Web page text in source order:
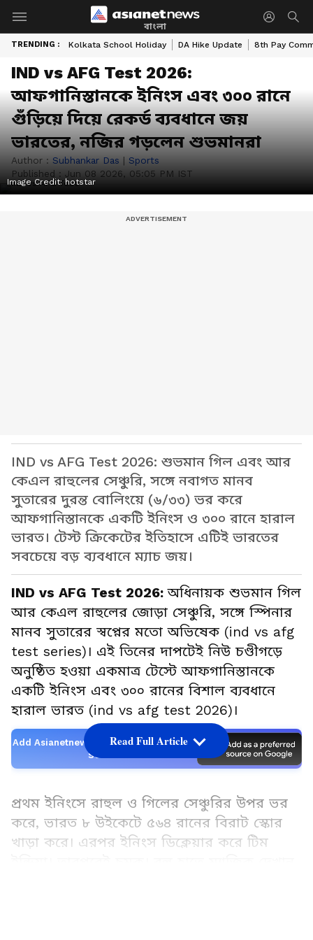
বাংলা
TRENDING : Kolkata School Holiday DA Hike Update 8th Pay
IND vs AFG Test 2026:
আফগানিস্তানকে ইনিংস এবং ৩০০ রানে
গুঁড়িয়ে দিয়ে রেকর্ড ব্যবধানে জয়
ভারতের, নজির গড়লেন শুভমানরা
Author : Subhankar Das | Sports
Published : Jun 08 2026, 05:05 PM IST
Image Credit:hotstar
IND vs AFG Test 2026: শুভমান গিল এবং আর
কেএল রাহুলের সেঞ্চুরি, সঙ্গে নবাগত মানব
সুতারের দুরন্ত বোলিংয়ে (৬/৩৩) ভর করে
আফগানিস্তানকে একটি ইনিংস ও ৩০০ রানে হারাল
ভারত। টেস্ট ক্রিকেটের ইতিহাসে এটিই ভারতের
সবচেয়ে বড় ব্যবধানে ম্যাচ জয়।
IND vs AFG Test 2026:অধিনায়ক শুভমান গিল
আর কেএল রাহুলের জোড়া সেঞ্চুরি, সঙ্গে স্পিনার
মানব সুতারের স্বপ্নের মতো অভিষেক (ind vs afg
test series)। এই তিনের দাপটেই নিউ চণ্ডীগড়ে
অনুষ্ঠিত হওয়া একমাত্র টেস্টে আফগানিস্তানকে
একটি ইনিংস এবং ৩০০ রানের বিশাল ব্যবধানে
হারাল ভারত (ind vs afg test 2026)।
Add Asianetnews Bangla as a Preferred
Source
প্রথম ইনিংসে রাহুল ও গিলের সেঞ্চুরির উপর ভর
করে, ভারত ৮ উইকেটে ৫৬৪ রানের বিরাট স্কোর
খাড়া করে। এরপর ইনিংস ডিক্লেয়ার করে টিম
Read Full Article